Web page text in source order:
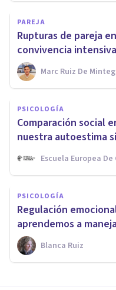
PAREJA
Rupturas de pareja
convivencia
Marc Ruiz De
PSICOLOGÍA
Comparación social
nuestra autoestima
Escuela Europea
PSICOLOGÍA
Regulación
aprendemos a
Blanca Ruiz